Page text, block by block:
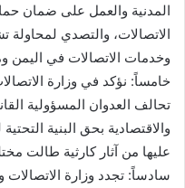
المدنية والعمل على ضمان
الاتصالات، والتصدي
وخدمات الاتصالات في اليمن
خامساً: نؤكد في وزارة
تحالف العدوان المسؤولية
والاقتصادية بحق البنية
عليها من آثار كارثية طالت
سادساً: تجدد وزارة الاتصالات